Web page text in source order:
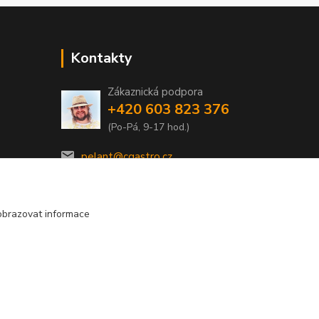
Kontakty
Zákaznická podpora
+420 603 823 376
(Po-Pá, 9-17 hod.)
pelant@cgastro.cz
informace